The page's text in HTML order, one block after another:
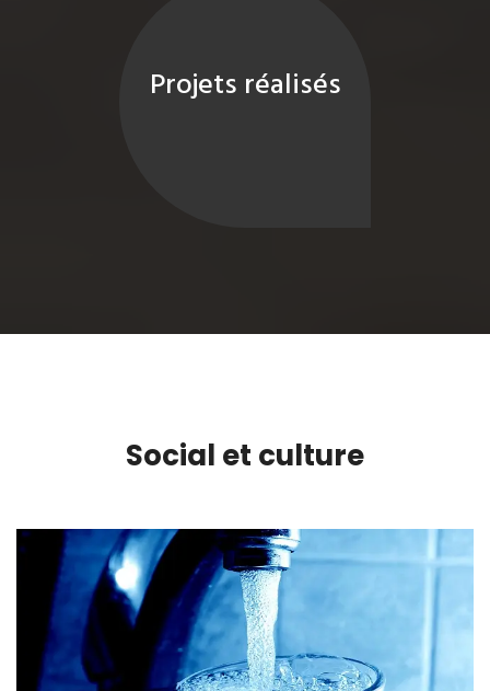
Projets réalisés
Social et culture